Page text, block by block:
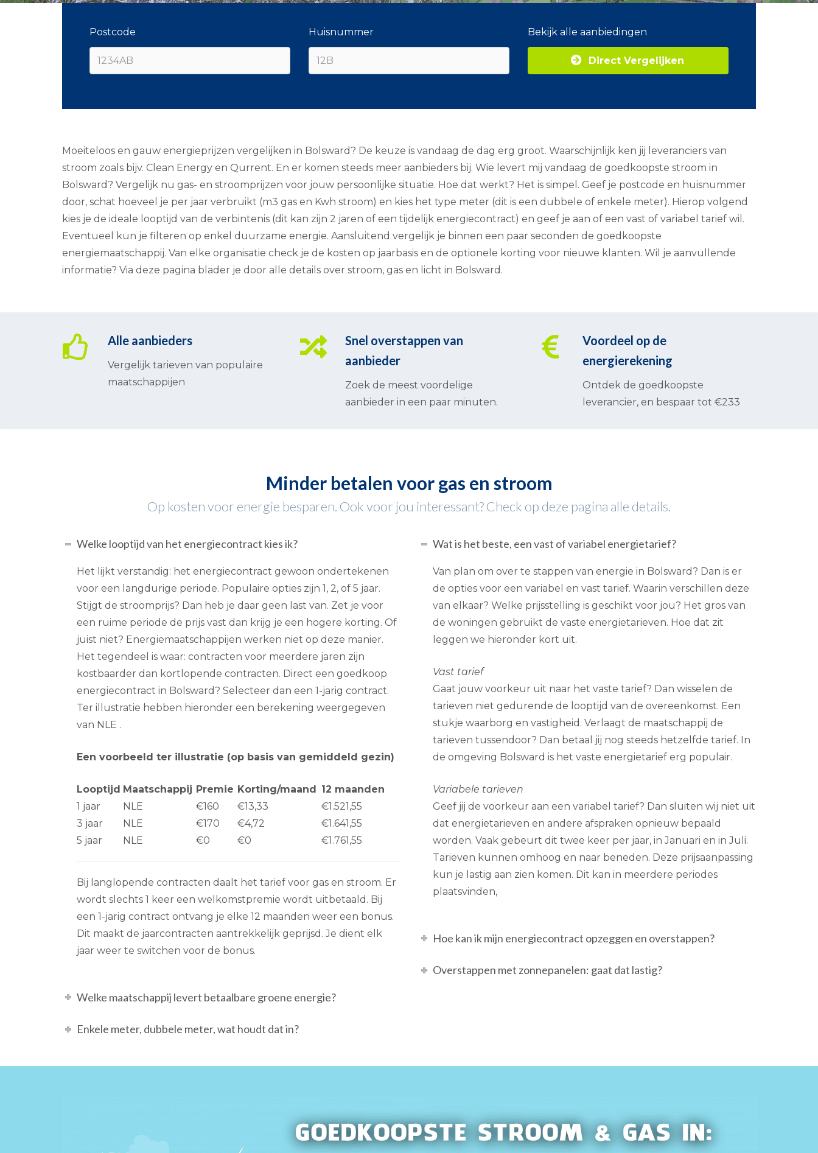
Postcode Huisnummer Bekijk alle aanbiedingen
Direct Vergelijken
Moeiteloos en gauw energieprijzen vergelijken in Bolsward? De keuze is vandaag de dag erg groot. Waarschijnlijk ken jij leveranciers van
stroom zoals bijv. Clean Energy en Qurrent. En er komen steeds meer aanbieders bij. Wie levert mij vandaag de goedkoopste stroom in
Bolsward? Vergelijk nu gas- en stroomprijzen voor jouw persoonlijke situatie. Hoe dat werkt? Het is simpel. Geef je postcode en huisnummer
door, schat hoeveel je per jaar verbruikt (m3 gas en Kwh stroom) en kies het type meter (dit is een dubbele of enkele meter). Hierop volgend
kies je de ideale looptijd van de verbintenis (dit kan zijn 2 jaren of een tijdelijk energiecontract) en geef je aan of een vast of variabel tarief wil.
Eventueel kun je filteren op enkel duurzame energie. Aansluitend vergelijk je binnen een paar seconden de goedkoopste
energiemaatschappij. Van elke organisatie check je de kosten op jaarbasis en de optionele korting voor nieuwe klanten. Wil je aanvullende
informatie? Via deze pagina blader je door alle details over stroom, gas en licht in Bolsward.
Alle aanbieders
Vergelijk tarieven van populaire
maatschappijen
Snel overstappen van
aanbieder
Zoek de meest voordelige
aanbieder in een paar minuten.
Voordeel op de
energierekening
Ontdek de goedkoopste
leverancier, en bespaar tot €233
Minder betalen voor gas en stroom
Op kosten voor energie besparen. Ook voor jou interessant? Check op deze pagina alle details.
Welke looptijd van het energiecontract kies ik?
Het lijkt verstandig: het energiecontract gewoon ondertekenen
voor een langdurige periode. Populaire opties zijn 1, 2, of 5 jaar.
Stijgt de stroomprijs? Dan heb je daar geen last van. Zet je voor
een ruime periode de prijs vast dan krijg je een hogere korting. Of
juist niet? Energiemaatschappijen werken niet op deze manier.
Het tegendeel is waar: contracten voor meerdere jaren zijn
kostbaarder dan kortlopende contracten. Direct een goedkoop
energiecontract in Bolsward? Selecteer dan een 1-jarig contract.
Ter illustratie hebben hieronder een berekening weergegeven
van NLE .
Een voorbeeld ter illustratie (op basis van gemiddeld gezin)
Looptijd Maatschappij Premie Korting/maand 12 maanden
1 jaar
NLE €160 €13,33
€1.521,55
3 jaar
NLE €170 €4,72
€1.641,55
5 jaar
NLE €0 €0 €1.761,55
Bij langlopende contracten daalt het tarief voor gas en stroom. Er
wordt slechts 1 keer een welkomstpremie wordt uitbetaald. Bij
een 1-jarig contract ontvang je elke 12 maanden weer een bonus.
Dit maakt de jaarcontracten aantrekkelijk geprijsd. Je dient elk
jaar weer te switchen voor de bonus.
Welke maatschappij levert betaalbare groene energie?
Enkele meter, dubbele meter, wat houdt dat in?
Wat is het beste, een vast of variabel energietarief?
Van plan om over te stappen van energie in Bolsward? Dan is er
de opties voor een variabel en vast tarief. Waarin verschillen deze
van elkaar? Welke prijsstelling is geschikt voor jou? Het gros van
de woningen gebruikt de vaste energietarieven. Hoe dat zit
leggen we hieronder kort uit.
Vast tarief
Gaat jouw voorkeur uit naar het vaste tarief? Dan wisselen de
tarieven niet gedurende de looptijd van de overeenkomst. Een
stukje waarborg en vastigheid. Verlaagt de maatschappij de
tarieven tussendoor? Dan betaal jij nog steeds hetzelfde tarief. In
de omgeving Bolsward is het vaste energietarief erg populair.
Variabele tarieven
Geef jij de voorkeur aan een variabel tarief? Dan sluiten wij niet uit
dat energietarieven en andere afspraken opnieuw bepaald
worden. Vaak gebeurt dit twee keer per jaar, in Januari en in Juli.
Tarieven kunnen omhoog en naar beneden. Deze prijsaanpassing
kun je lastig aan zien komen. Dit kan in meerdere periodes
plaatsvinden,
Hoe kan ik mijn energiecontract opzeggen en overstappen?
Overstappen met zonnepanelen: gaat dat lastig?